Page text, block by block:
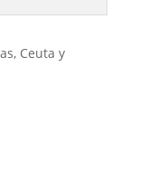
Ceuta y